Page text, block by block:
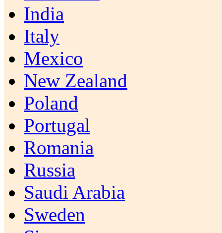
India
Italy
Mexico
New Zealand
Poland
Portugal
Romania
Russia
Saudi Arabia
Sweden